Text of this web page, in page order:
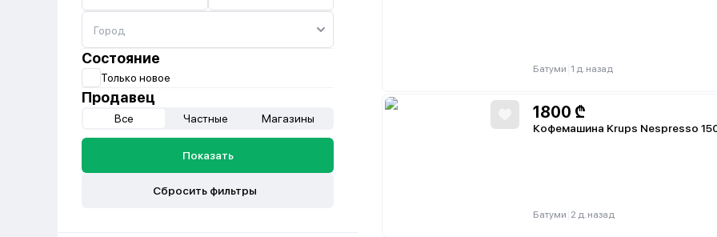
Состояние
Только новое
Продавец
Все Частные Магазины
Показать
Сбросить фильтры
Батуми 1 д. назад
1800 ₾
Кофемашина Krups Nespresso
Батуми 2 д. назад